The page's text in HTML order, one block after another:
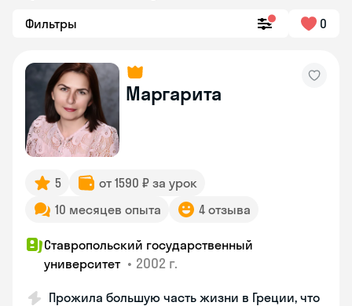
Фильтры 0
Маргарита
5
от 1590 ₽ за урок
10 месяцев опыта
4 отзыва
Ставропольский государственный
университет • 2002 г.
Прожила большую часть жизни в Греции, что